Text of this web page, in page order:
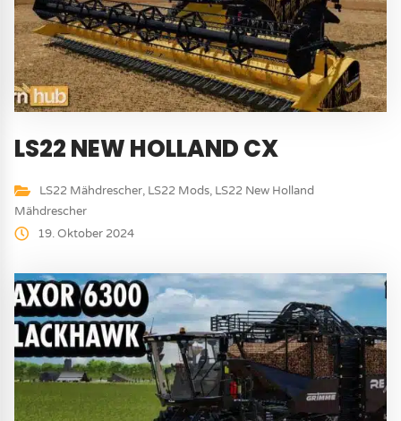
LS22 NEW HOLLAND CX
LS22 Mähdrescher, LS22 Mods, LS22 New Holland
Mähdrescher
19. Oktober 2024